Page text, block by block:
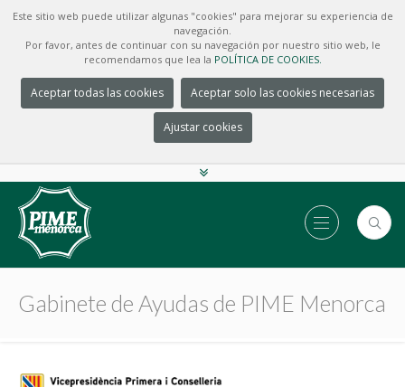
Este sitio web puede utilizar algunas "cookies" para mejorar su experiencia de
navegación.
Por favor, antes de continuar con su navegación por nuestro sitio web, le
recomendamos que lea la POLÍTICA DE COOKIES.
Aceptar todas las cookies Aceptar solo las cookies necesarias
Ajustar cookies
Gabinete de Ayudas de PIME Menorca